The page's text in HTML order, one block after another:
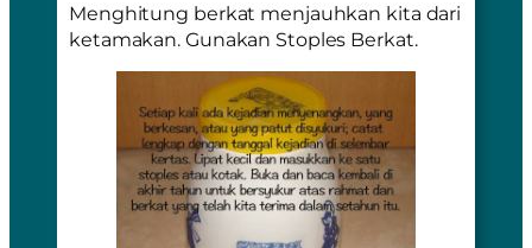
Menghitung berkat menjauhkan kita dari
ketamakan. Gunakan Stoples Berkat.